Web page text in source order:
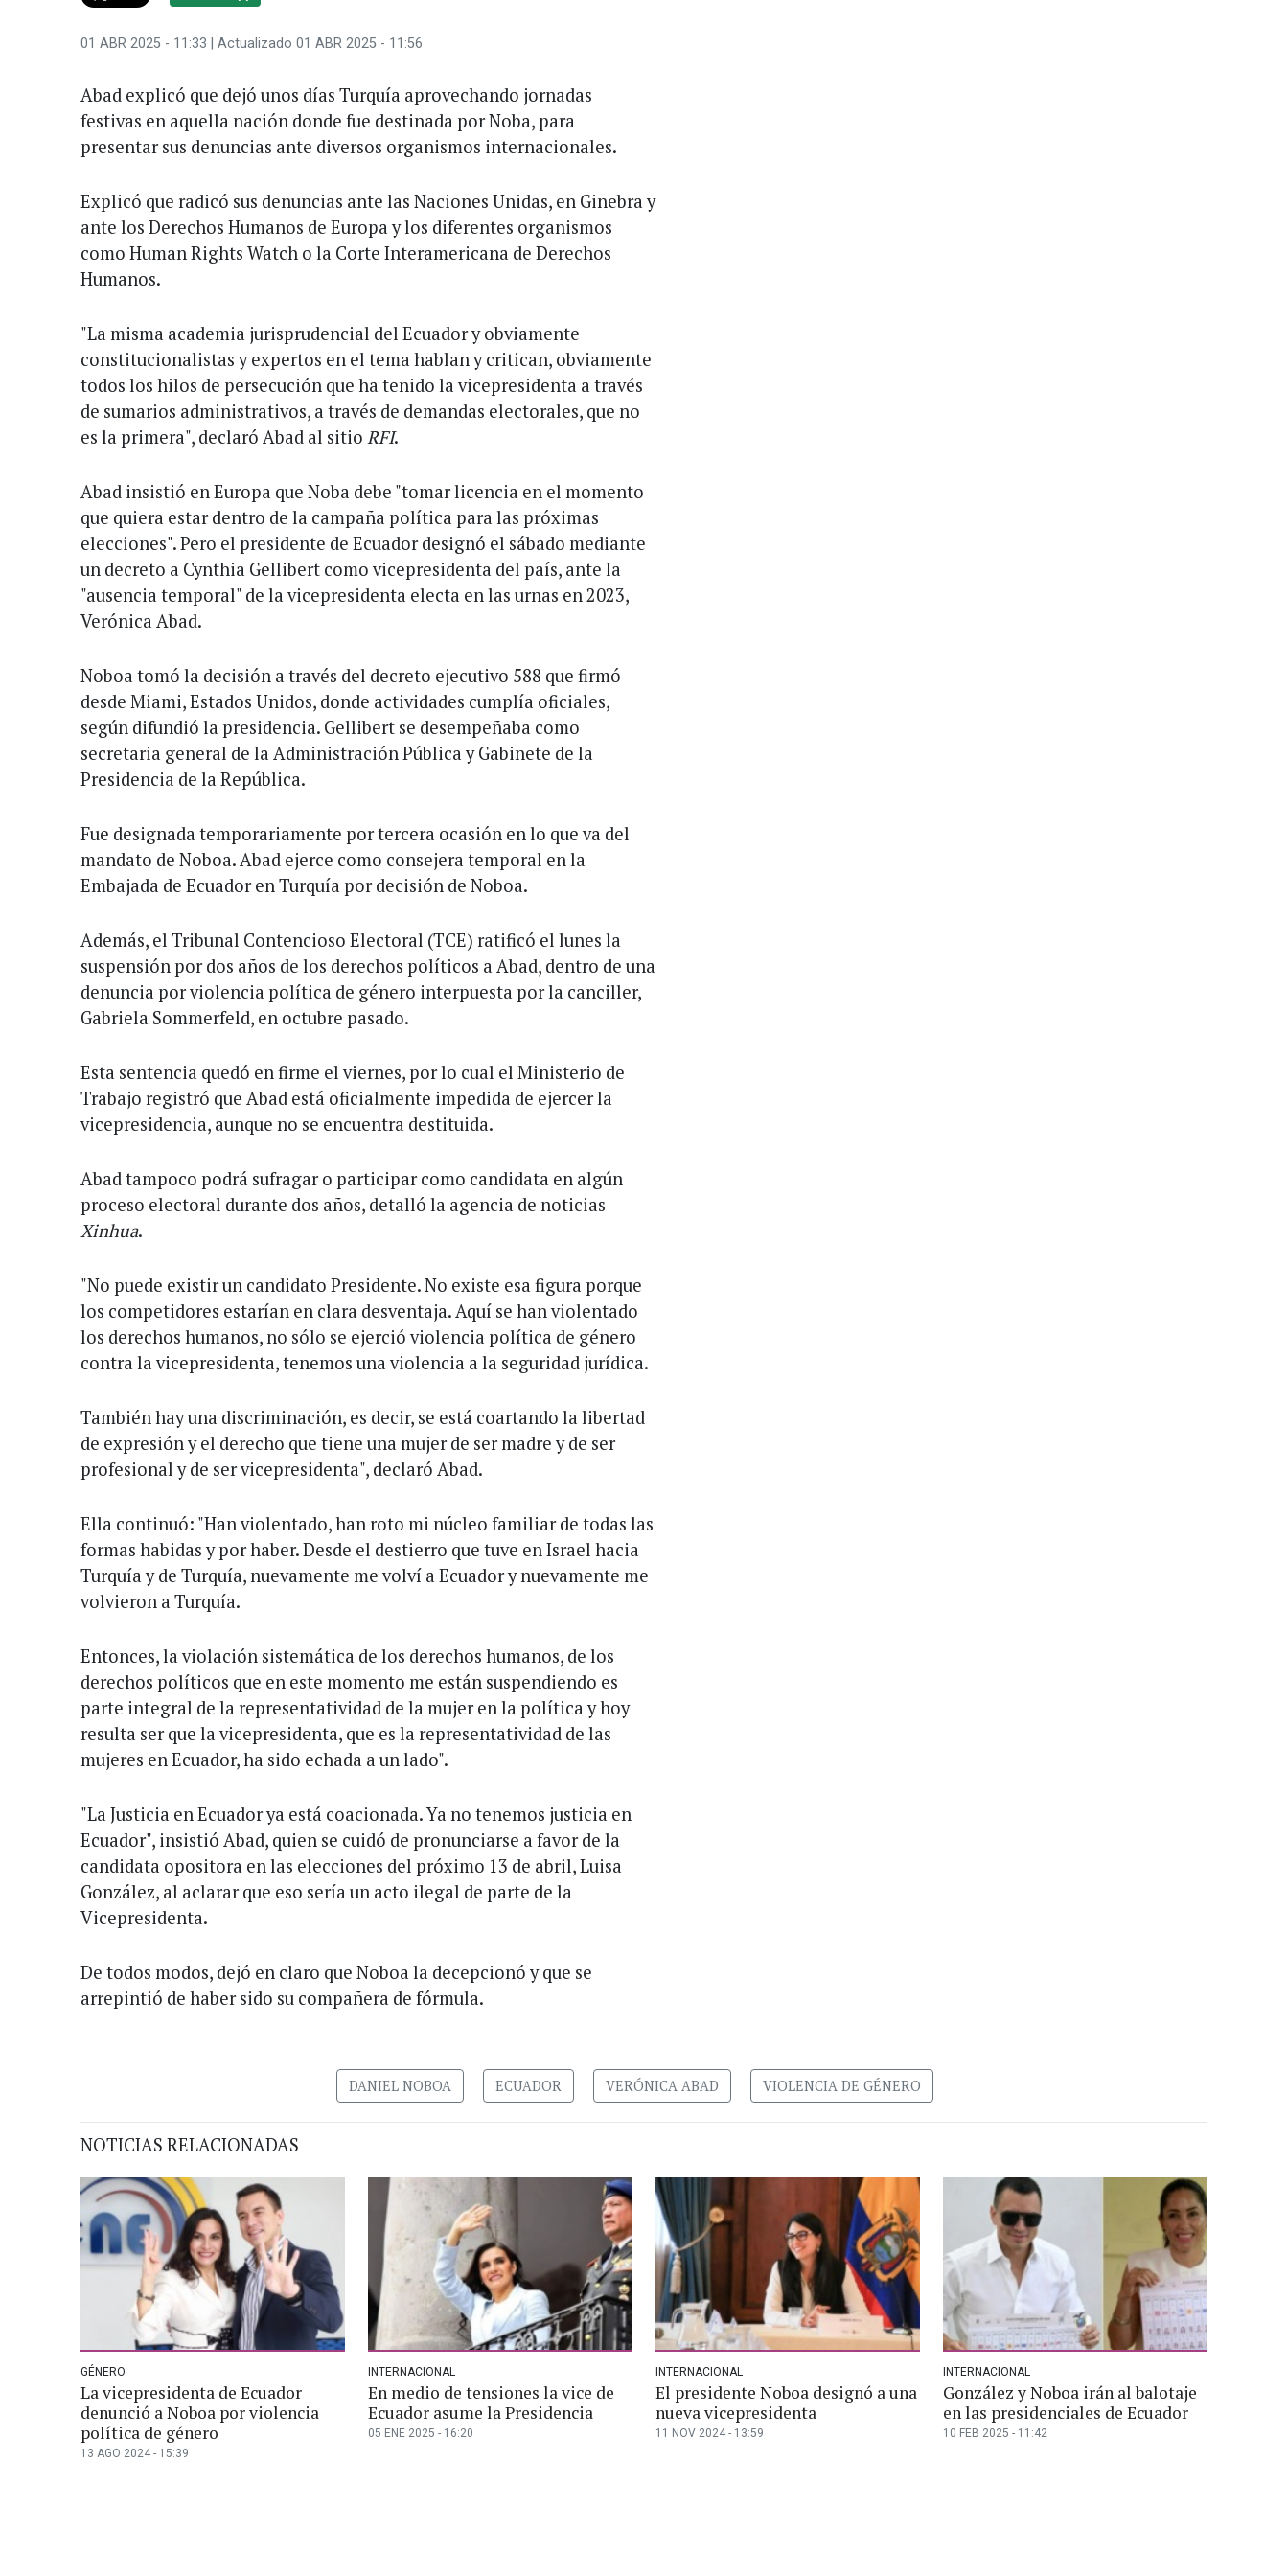
01 ABR 2025 - 11:33 | Actualizado 01 ABR 2025 - 11:56
Abad explicó que dejó unos días Turquía aprovechando jornadas
festivas en aquella nación donde fue destinada por Noba, para
presentar sus denuncias ante diversos organismos internacionales.
Explicó que radicó sus denuncias ante las Naciones Unidas, en Ginebra y
ante los Derechos Humanos de Europa y los diferentes organismos
como Human Rights Watch o la Corte Interamericana de Derechos
Humanos.
"La misma academia jurisprudencial del Ecuador y obviamente
constitucionalistas y expertos en el tema hablan y critican, obviamente
todos los hilos de persecución que ha tenido la vicepresidenta a través
de sumarios administrativos, a través de demandas electorales, que no
es la primera", declaró Abad al sitio RFI.
Abad insistió en Europa que Noba debe "tomar licencia en el momento
que quiera estar dentro de la campaña política para las próximas
elecciones". Pero el presidente de Ecuador designó el sábado mediante
un decreto a Cynthia Gellibert como vicepresidenta del país, ante la
"ausencia temporal" de la vicepresidenta electa en las urnas en 2023,
Verónica Abad.
Noboa tomó la decisión a través del decreto ejecutivo 588 que firmó
desde Miami, Estados Unidos, donde actividades cumplía oficiales,
según difundió la presidencia. Gellibert se desempeñaba como
secretaria general de la Administración Pública y Gabinete de la
Presidencia de la República.
Fue designada temporariamente por tercera ocasión en lo que va del
mandato de Noboa. Abad ejerce como consejera temporal en la
Embajada de Ecuador en Turquía por decisión de Noboa.
Además, el Tribunal Contencioso Electoral (TCE) ratificó el lunes la
suspensión por dos años de los derechos políticos a Abad, dentro de una
denuncia por violencia política de género interpuesta por la canciller,
Gabriela Sommerfeld, en octubre pasado.
Esta sentencia quedó en firme el viernes, por lo cual el Ministerio de
Trabajo registró que Abad está oficialmente impedida de ejercer la
vicepresidencia, aunque no se encuentra destituida.
Abad tampoco podrá sufragar o participar como candidata en algún
proceso electoral durante dos años, detalló la agencia de noticias
Xinhua.
"No puede existir un candidato Presidente. No existe esa figura porque
los competidores estarían en clara desventaja. Aquí se han violentado
los derechos humanos, no sólo se ejerció violencia política de género
contra la vicepresidenta, tenemos una violencia a la seguridad jurídica.
También hay una discriminación, es decir, se está coartando la libertad
de expresión y el derecho que tiene una mujer de ser madre y de ser
profesional y de ser vicepresidenta", declaró Abad.
Ella continuó: "Han violentado, han roto mi núcleo familiar de todas las
formas habidas y por haber. Desde el destierro que tuve en Israel hacia
Turquía y de Turquía, nuevamente me volví a Ecuador y nuevamente me
volvieron a Turquía.
Entonces, la violación sistemática de los derechos humanos, de los
derechos políticos que en este momento me están suspendiendo es
parte integral de la representatividad de la mujer en la política y hoy
resulta ser que la vicepresidenta, que es la representatividad de las
mujeres en Ecuador, ha sido echada a un lado".
"La Justicia en Ecuador ya está coacionada. Ya no tenemos justicia en
Ecuador", insistió Abad, quien se cuidó de pronunciarse a favor de la
candidata opositora en las elecciones del próximo 13 de abril, Luisa
González, al aclarar que eso sería un acto ilegal de parte de la
Vicepresidenta.
De todos modos, dejó en claro que Noboa la decepcionó y que se
arrepintió de haber sido su compañera de fórmula.
DANIEL NOBOA ECUADOR VERÓNICA ABAD VIOLENCIA DE GÉNERO
NOTICIAS RELACIONADAS
GÉNERO
La vicepresidenta de Ecuador
denunció a Noboa por violencia
política de género
13 AGO 2024 - 15:39
INTERNACIONAL
En medio de tensiones la vice de
Ecuador asume la Presidencia
05 ENE 2025 - 16:20
INTERNACIONAL
El presidente Noboa designó a una
nueva vicepresidenta
11 NOV 2024 - 13:59
INTERNACIONAL
González y Noboa irán al balotaje
en las presidenciales de Ecuador
10 FEB 2025 - 11:42